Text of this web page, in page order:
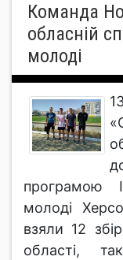
Команда
обласній
молоді
програмою
молоді
взяли 12
області,